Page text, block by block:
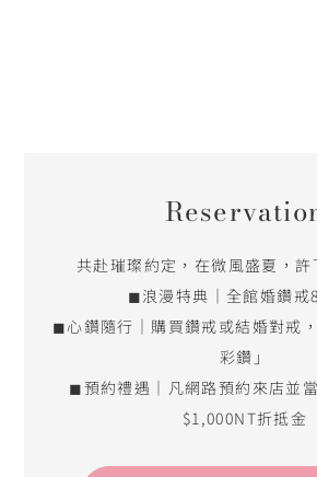
共赴璀璨約定，在微風盛夏，許
◼浪漫特典｜全館婚鑽戒
◼心鑽隨行｜購買鑽戒或結婚對戒
彩鑽」
◼預約禮遇｜凡網路預約來店並
$1,000NT折抵金